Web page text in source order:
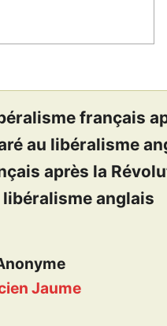
français
au libéralisme
après la
libéralisme anglais
Jaume